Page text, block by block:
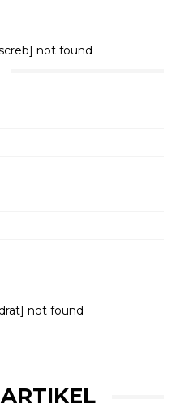
not found
not found